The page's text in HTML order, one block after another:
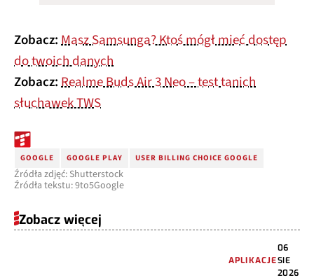
Zobacz:Masz Samsunga? Ktoś mógł mieć dostęp
do twoich danych
Zobacz:Realme Buds Air 3 Neo – test tanich
słuchawek TWS
GOOGLE GOOGLE PLAY USER BILLING CHOICE GOOGLE
Źródła zdjęć: Shutterstock
Źródła tekstu: 9to5Google
Zobacz więcej
APLIKACJE
06
SIE
2026